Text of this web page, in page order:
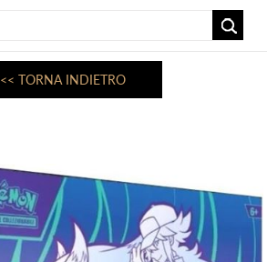
<< TORNA INDIETRO